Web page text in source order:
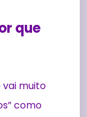
que
vai muito
como